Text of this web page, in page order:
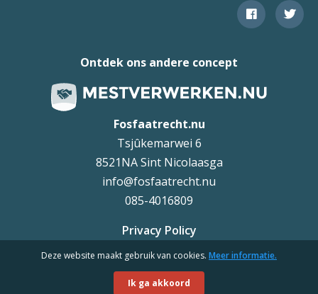
Fosfaatrecht.nu
Tsjûkemarwei 6
8521NA Sint Nicolaasga
info@fosfaatrecht.nu
085-4016809
Ontdek ons andere concept
Privacy Policy
©Uteq
Deze website maakt gebruik van cookies. Meer informatie.
Ik ga akkoord